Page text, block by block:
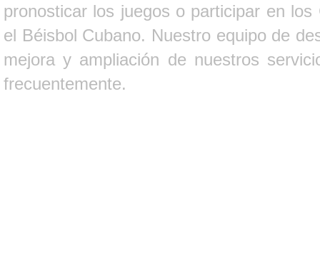
pronosticar los juegos o participar en
el Béisbol Cubano. Nuestro equipo de
mejora y ampliación de nuestros
frecuentemente.